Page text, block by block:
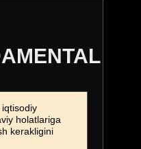
holatlariga
kerakligini